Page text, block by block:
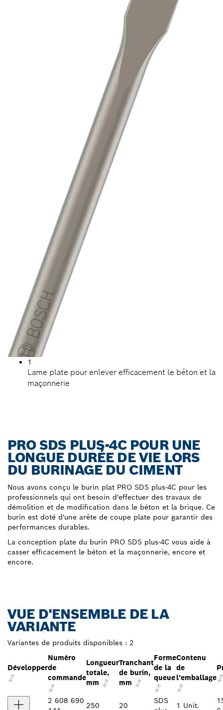
1
Lame plate pour enlever efficacement le béton et la
maçonnerie
PRO SDS PLUS-4C POUR UNE
LONGUE DURÉE DE VIE LORS
DU BURINAGE DU CIMENT
Nous avons conçu le burin plat PRO SDS plus-4C pour les
professionnels qui ont besoin d'effectuer des travaux de
démolition et de modification dans le béton et la brique. Ce
burin est doté d'une arête de coupe plate pour garantir des
performances durables.
La conception plate du burin PRO SDS plus-4C vous aide à
casser efficacement le béton et la maçonnerie, encore et
encore.
VUE D'ENSEMBLE DE LA
VARIANTE
Variantes de produits disponibles : 2
Développer
Numéro
de
commande
Longueur
totale,
mm
Tranchant
de burin,
mm
Forme
de la
queue
Contenu
de
l'emballage
2 608 690
250 20
SDS
1 Unit.